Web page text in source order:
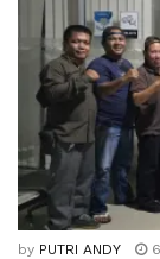
by PUTRI ANDY 6